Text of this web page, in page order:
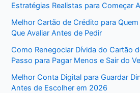
Estratégias Realistas para Começar
Melhor Cartão de Crédito para
Que Avaliar Antes de Pedir
Como Renegociar Dívida do Cartão
Passo para Pagar Menos e Sair do
Melhor Conta Digital para Guardar
Antes de Escolher em 2026